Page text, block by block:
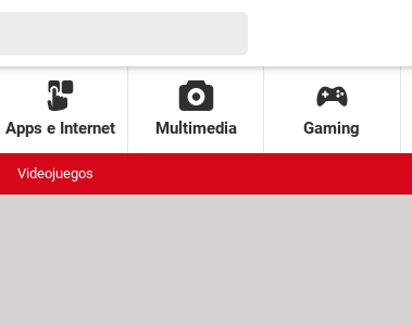
Apps e Internet Multimedia Gaming
Videojuegos